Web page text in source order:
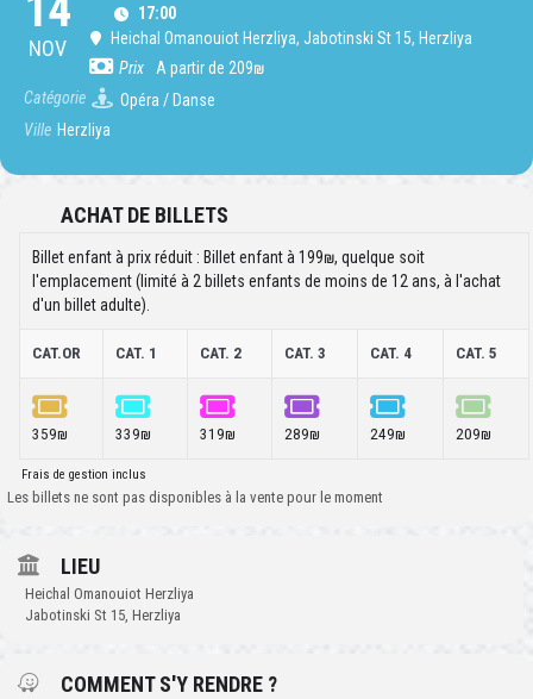
NOV
17:00
Heichal Omanouiot Herzliya, Jabotinski St 15, Herzliya
Prix
A partir de 209₪
Catégorie
Opéra / Danse
Ville Herzliya
ACHAT DE BILLETS
Billet enfant à prix réduit : Billet enfant à 199₪, quelque soit
l'emplacement (limité à 2 billets enfants de moins de 12 ans, à l'achat
d'un billet adulte).
CAT.OR CAT. 1 CAT. 2 CAT. 3 CAT. 4 CAT. 5
359₪ 339₪ 319₪ 289₪ 249₪ 209₪
Frais de gestion inclus
Les billets ne sont pas disponibles à la vente pour le moment
LIEU
Heichal Omanouiot Herzliya
Jabotinski St 15, Herzliya
COMMENT S'Y RENDRE ?